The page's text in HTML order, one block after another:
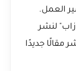
العمل.
لنشر
مقالًا جديدًا